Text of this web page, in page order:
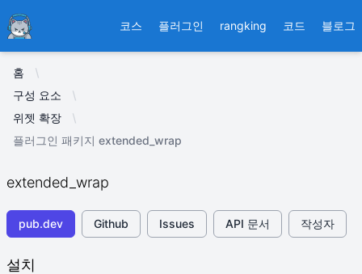
Ducafecat 코스 플러그인 rangking 코드 블로그
홈
구성 요소
위젯 확장
플러그인 패키지 extended_wrap
extended_wrap
pub.dev Github Issues API 문서 작성자
설치